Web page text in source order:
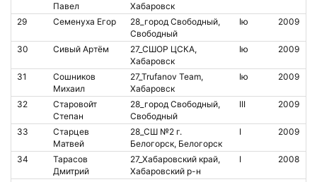
Павел
Хабаровск
29 Семенуха Егор
28_город Свободный,
Свободный
Iю 2009
30 Сивый Артём
27_СШОР ЦСКА,
Хабаровск
Iю 2009
31
Сошников
Михаил
27_Trufanov Team,
Хабаровск
Iю 2009
32
Старовойт
Степан
28_город Свободный,
Свободный
III 2009
33
Старцев
Матвей
28_СШ №2 г.
Белогорск, Белогорск
I 2009
34
Тарасов
Дмитрий
27_Хабаровский край,
Хабаровский р-н
I 2008